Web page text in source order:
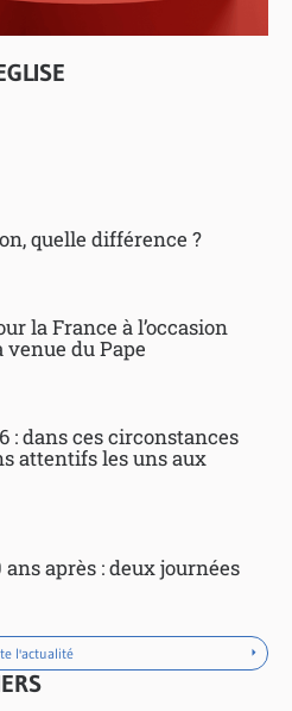
quelle différence ?
la France à l’occasion
venue du Pape
: dans ces circonstances
attentifs les uns aux
après : deux journées
l'actualité